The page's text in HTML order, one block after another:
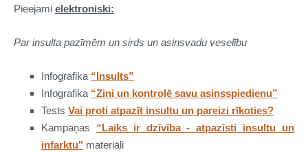
Pieejami elektroniski:
Par insulta pazīmēm un sirds un asinsvadu veselību
Infografika “Insults”
Infografika “Zini un kontrolē savu asinsspiedienu”
Tests Vai proti atpazīt insultu un pareizi rīkoties?
Kampaņas “Laiks ir dzīvība - atpazīsti insultu un
infarktu" materiāli